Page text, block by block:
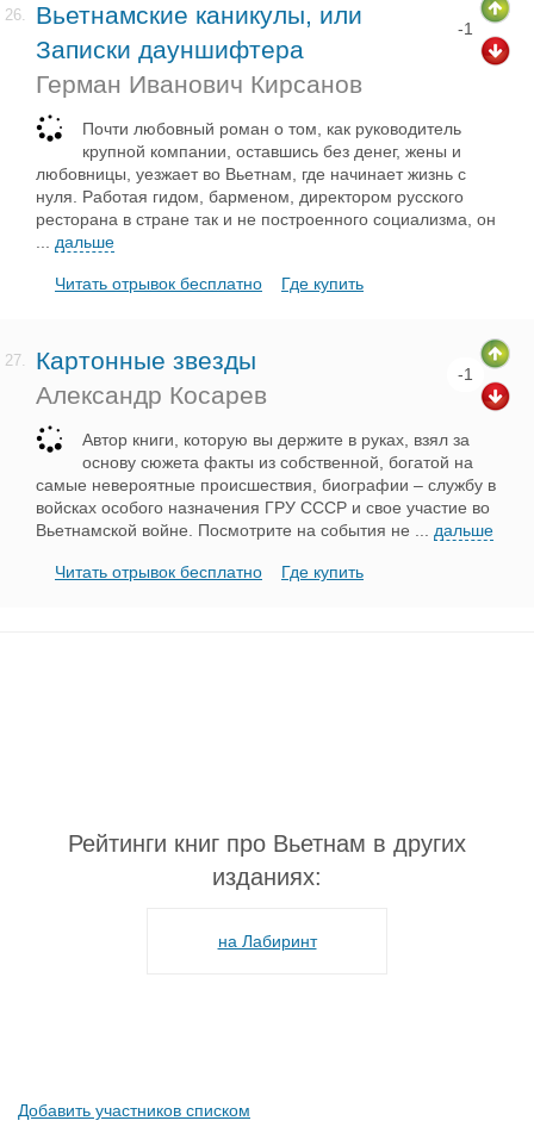
26.
Вьетнамские каникулы, или
Записки дауншифтера
Герман Иванович Кирсанов
-1
Почти любовный роман о том, как руководитель
крупной компании, оставшись без денег, жены и
любовницы, уезжает во Вьетнам, где начинает жизнь с
нуля. Работая гидом, барменом, директором русского
ресторана в стране так и не построенного социализма, он
дальше
Читать отрывок бесплатно Где купить
27.
Картонные звезды
Александр Косарев
-1
Автор книги, которую вы держите в руках, взял за
основу сюжета факты из собственной, богатой на
самые невероятные происшествия, биографии – службу в
войсках особого назначения ГРУ СССР и свое участие во
Вьетнамской войне. Посмотрите на события не
дальше
Читать отрывок бесплатно Где купить
Рейтинги книг про Вьетнам в других
изданиях:
на Лабиринт
Добавить участников списком